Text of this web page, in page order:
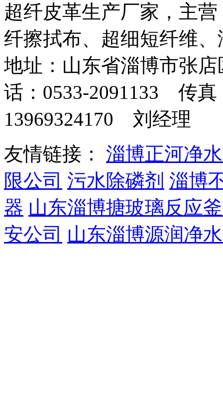
超纤皮革生产厂家，主
纤擦拭布、超细短纤维
地址：山东省淄博市张
话：0533-2091133 传
13969324170 刘经理
友情链接： 淄博正河净
限公司 污水除磷剂 淄博
器 山东淄博搪玻璃反应
安公司 山东淄博源润净